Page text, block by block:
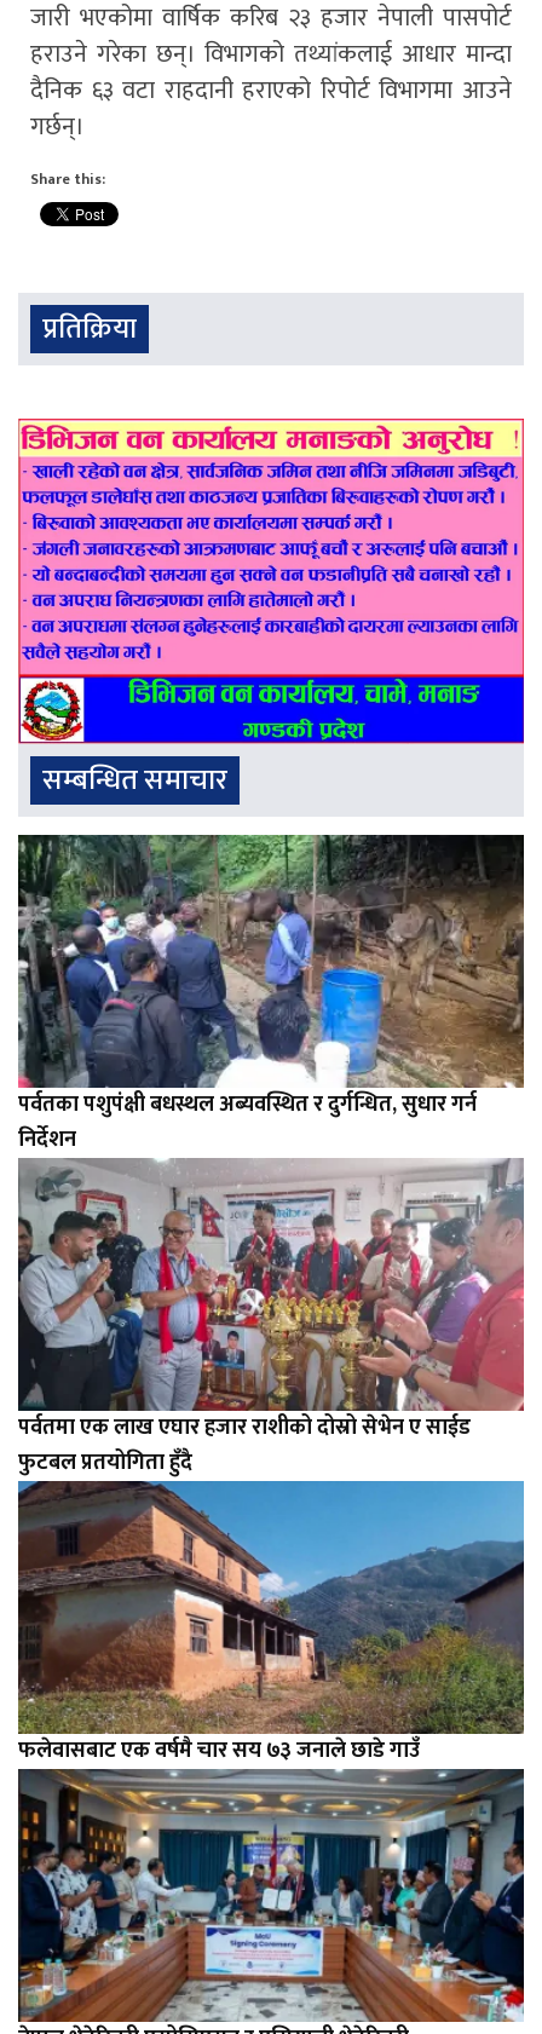
जारी भएकोमा वार्षिक करिब २३ हजार नेपाली पासपोर्ट
हराउने गरेका छन्। विभागको तथ्यांकलाई आधार मान्दा
दैनिक ६३ वटा राहदानी हराएको रिपोर्ट विभागमा आउने
गर्छन्।
Share this:
प्रतिक्रिया
सम्बन्धित समाचार
पर्वतका पशुपंक्षी बधस्थल अब्यवस्थित र दुर्गन्धित, सुधार गर्न
निर्देशन
पर्वतमा एक लाख एघार हजार राशीको दोस्रो सेभेन ए साईड
फुटबल प्रतयोगिता हुँदै
फलेवासबाट एक वर्षमै चार सय ७३ जनाले छाडे गाउँ